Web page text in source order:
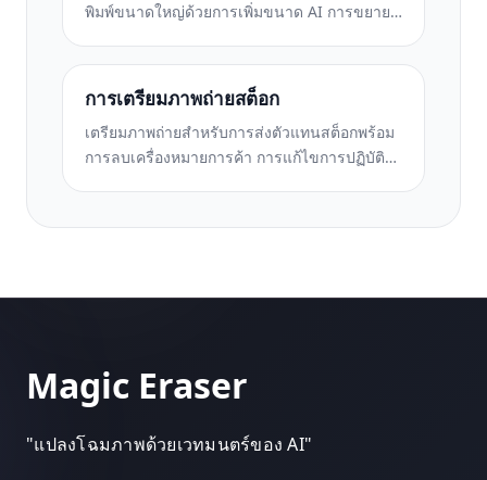
พิมพ์ขนาดใหญ่ด้วยการเพิ่มขนาด AI การขยาย
ไฟล์พร้อมพิมพ์
การเตรียมภาพถ่ายสต็อก
เตรียมภาพถ่ายสำหรับการส่งตัวแทนสต็อกพร้อม
การลบเครื่องหมายการค้า การแก้ไขการปฏิบัติ
เฉพาะของเอเจนซี่
Magic Eraser
"แปลงโฉมภาพด้วยเวทมนตร์ของ AI"